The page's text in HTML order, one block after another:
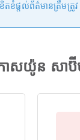
ផ្តល់ព័ត៌មានត្រឹមត្រូវ
ាសយ៉ូន សាប៊ី